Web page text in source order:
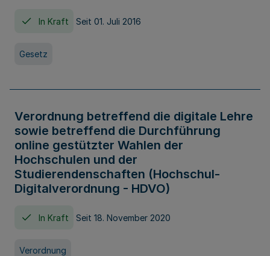
In Kraft Seit 01. Juli 2016
Gesetz
Verordnung betreffend die digitale Lehre
sowie betreffend die Durchführung
online gestützter Wahlen der
Hochschulen und der
Studierendenschaften (Hochschul-
Digitalverordnung - HDVO)
In Kraft Seit 18. November 2020
Verordnung